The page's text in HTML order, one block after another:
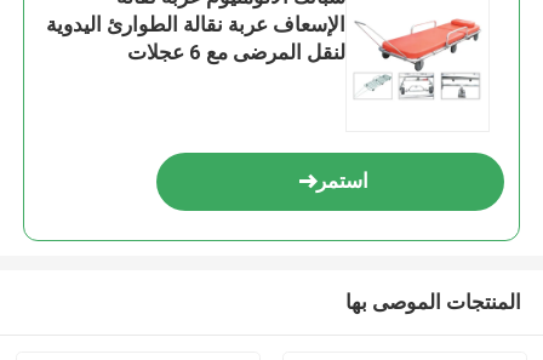
الإسعاف عربة نقالة الطوارئ اليدوية
لنقل المرضى مع 6 عجلات
استمر
المنتجات الموصى بها